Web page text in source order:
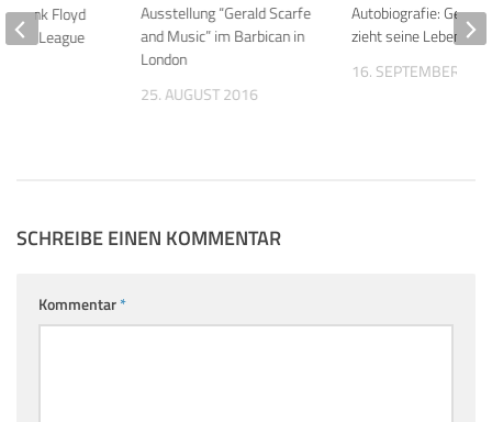
Ausstellung “Gerald Scarfe
and Music” im Barbican in
London
25. AUGUST 2016
Autobiografie: Gerald
zieht seine
16. SEPTEMBER
Pink Floyd
League
SCHREIBE EINEN KOMMENTAR
Kommentar*